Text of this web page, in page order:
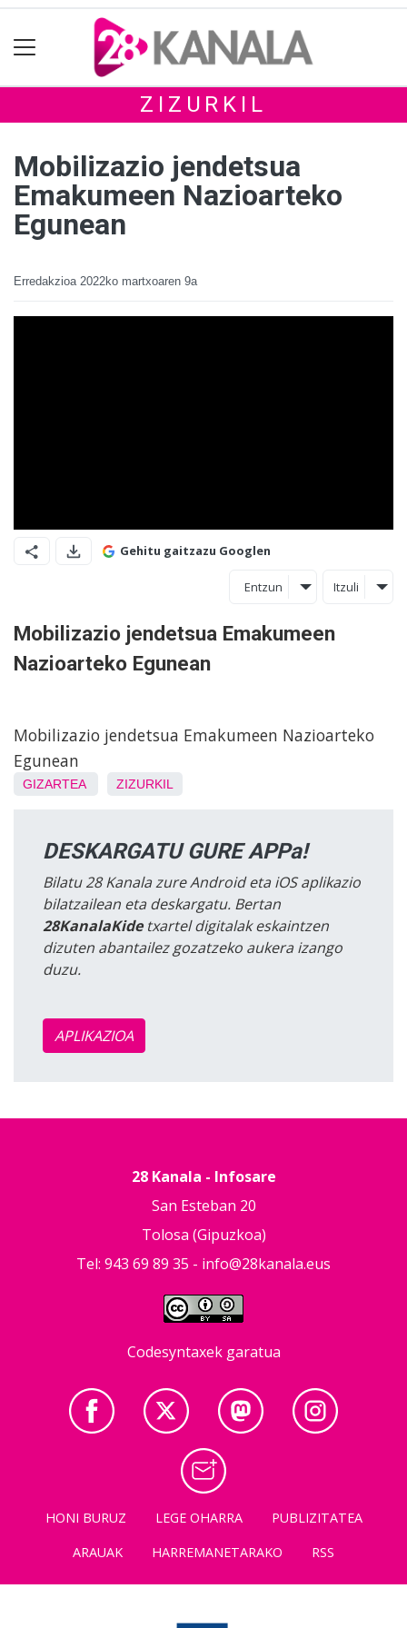
ZIZURKIL
Mobilizazio jendetsua
Emakumeen Nazioarteko
Egunean
Erredakzioa 2022ko martxoaren 9a
Gehitu gaitzazu Googlen
Entzun Itzuli
Mobilizazio jendetsua Emakumeen
Nazioarteko Egunean
Mobilizazio jendetsua Emakumeen Nazioarteko
Egunean
GIZARTEA ZIZURKIL
DESKARGATU GURE APPa!
Bilatu 28 Kanala zure Android eta iOS aplikazio
bilatzailean eta deskargatu. Bertan
28KanalaKidetxartel digitalak eskaintzen
dizuten abantailez gozatzeko aukera izango
duzu.
APLIKAZIOA
28 Kanala - Infosare
San Esteban 20
Tolosa (Gipuzkoa)
Tel: 943 69 89 35 - info@28kanala.eus
Codesyntaxek garatua
HONI BURUZ LEGE OHARRA
PUBLIZITATEA
ARAUAK
HARREMANETARAKO RSS